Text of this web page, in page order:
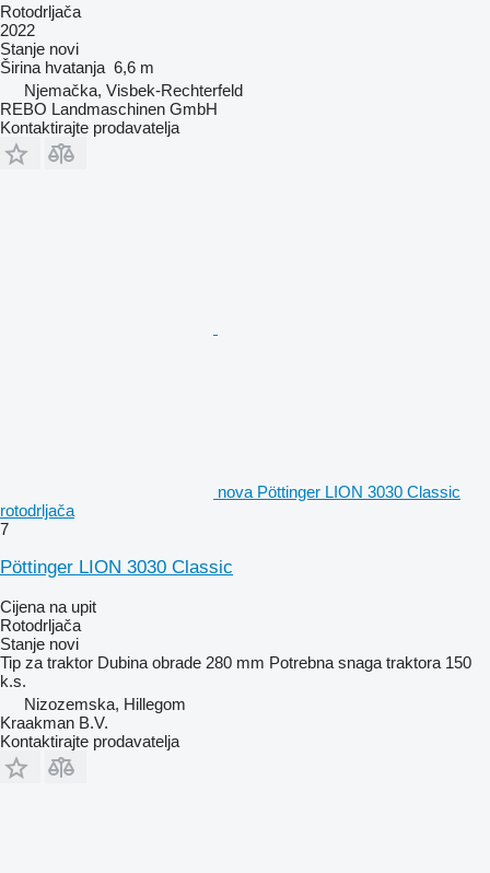
Rotodrljača
2022
Stanje novi
Širina hvatanja 6,6 m
Njemačka, Visbek-Rechterfeld
REBO Landmaschinen GmbH
Kontaktirajte prodavatelja
nova Pöttinger LION 3030 Classic
rotodrljača
7
Pöttinger LION 3030 Classic
Cijena na upit
Rotodrljača
Stanje novi
Tip za traktor Dubina obrade 280 mm Potrebna snaga traktora 150
k.s.
Nizozemska, Hillegom
Kraakman B.V.
Kontaktirajte prodavatelja